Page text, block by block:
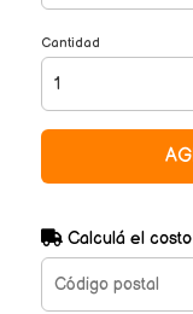
Cantidad
Calculá el